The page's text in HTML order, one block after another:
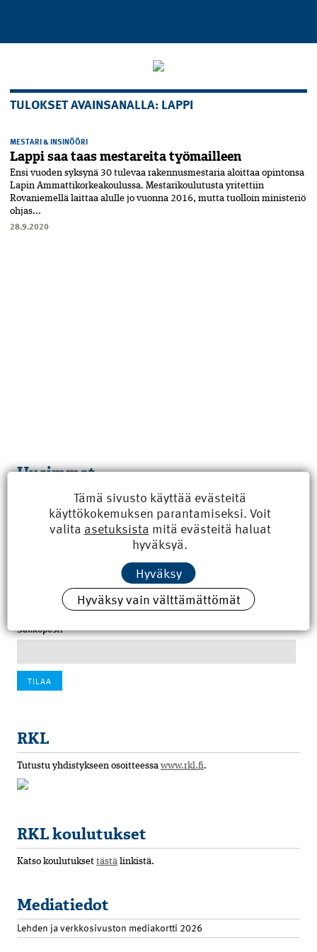
TULOKSET AVAINSANALLA: LAPPI
MESTARI & INSINÖÖRI
Lappi saa taas mestareita työmailleen
Ensi vuoden syksynä 30 tulevaa rakennusmestaria aloittaa opintonsa
Lapin Ammattikorkeakoulussa. Mestarikoulutusta yritettiin
Rovaniemellä laittaa alulle jo vuonna 2016, mutta tuolloin ministeriö
ohjas...
28.9.2020
Uusimmat
Kyberisku kiinteistötietoihin haittaisi energiarakentamista
8.6.2026 15:21
100 vuotta sitten: Rajajoen uusi rautatiesilta
Tilaa uutiskirje
Sähköposti
RKL
Tutustu yhdistykseen osoitteessa www.rkl.fi.
RKL koulutukset
Katso koulutukset tästä linkistä.
Mediatiedot
Lehden ja verkkosivuston mediakortti 2026
Tämä sivusto käyttää evästeitä
käyttökokemuksen parantamiseksi. Voit
valita asetuksista mitä evästeitä haluat
hyväksyä.
Hyväksy
Hyväksy vain välttämättömät